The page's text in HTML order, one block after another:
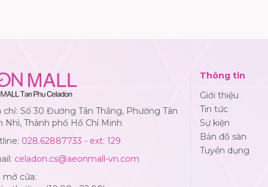
chỉ: Số 30 Đường Tân Thắng, Phường Tân
Nhì, Thành phố Hồ Chí Minh
028.62887733 - ext: 129
celadon.cs@aeonmall-vn.com
mở cửa:
Thông tin
Giới thiệu
Tin tức
Sự kiện
Bản đồ sàn
Tuyển dụng